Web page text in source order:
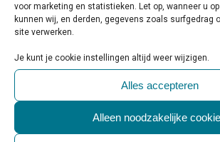
voor marketing en statistieken. Let op, wanneer u
kunnen wij, en derden, gegevens zoals surfgedrag
site verwerken.
Je kunt je cookie instellingen altijd weer wijzigen.
Alles accepteren
Alleen noodzakelijke
| DIK VOELEN
Geplaatst op 10:00h
Beschouwing
1 Reactie